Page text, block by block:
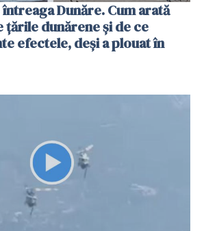
Dunăre. Cum arată
țările dunărene și de ce
efectele, deși a plouat în